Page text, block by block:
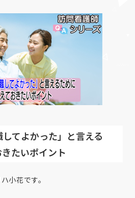
してよかった」と言える
たいポイント
小花です。